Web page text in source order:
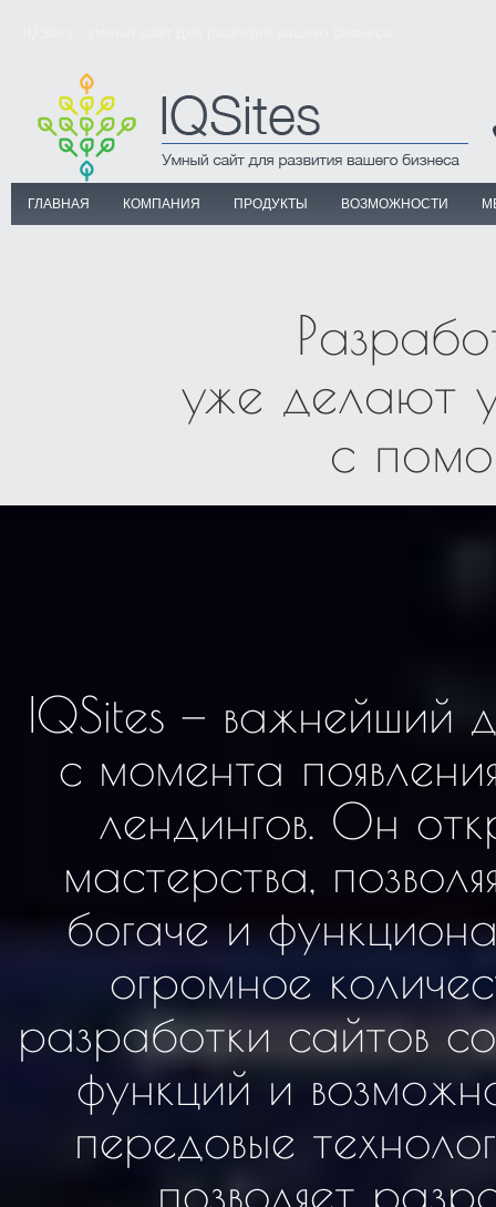
ГЛАВНАЯ КОМПАНИЯ ПРОДУКТЫ ВОЗМОЖНОСТИ
уже делают
с
IQSites — важнейший
с момента
лендингов. Он
мастерства,
богаче и
огромное
разработки сайтов
функций и
передовые
позволяет